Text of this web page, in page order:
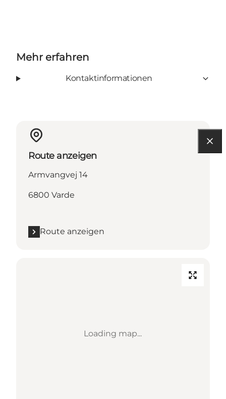
Mehr erfahren
Kontaktinformationen
Route anzeigen
Armvangvej 14
6800 Varde
Route anzeigen
Loading map...